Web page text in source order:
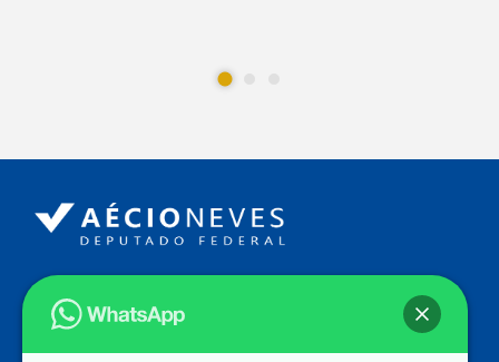
Endereço
Câmara dos Deputados
Ed. Principal, Ala C – Gabinete